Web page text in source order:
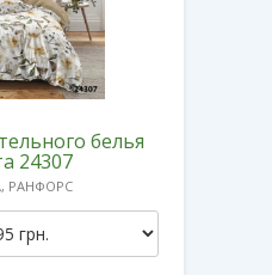
белья
24307
РАНФОРС